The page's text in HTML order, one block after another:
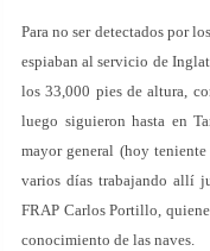
Para no ser detectados por
espiaban al servicio de
los 33,000 pies de altura,
luego siguieron hasta en
mayor general (hoy
varios días trabajando allí
FRAP Carlos Portillo,
conocimiento de las naves.